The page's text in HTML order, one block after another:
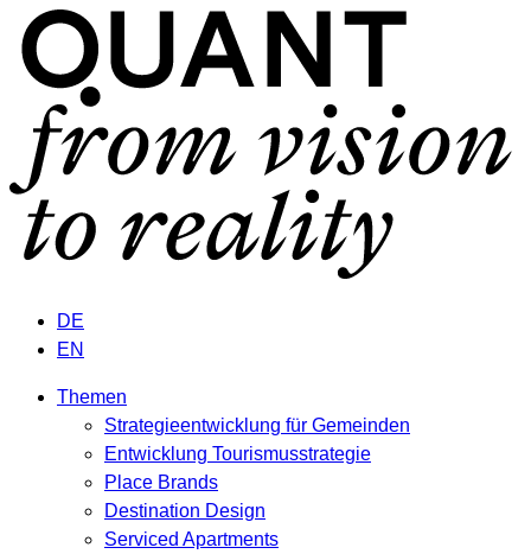
DE
EN
Themen
Strategieentwicklung für Gemeinden
Entwicklung Tourismusstrategie
Place Brands
Destination Design
Serviced Apartments